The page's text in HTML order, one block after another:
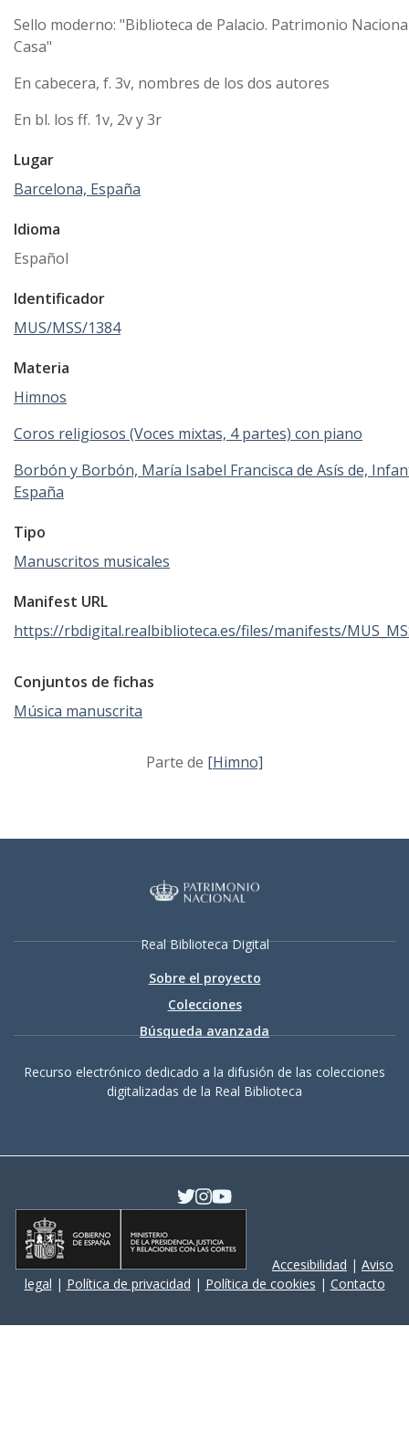
Sello moderno: "Biblioteca de Palacio. Patrimonio
Casa"
En cabecera, f. 3v, nombres de los dos autores
En bl. los ff. 1v, 2v y 3r
Lugar
Barcelona, España
Idioma
Español
Identificador
MUS/MSS/1384
Materia
Himnos
Coros religiosos (Voces mixtas, 4 partes) con piano
Borbón y Borbón, María Isabel Francisca de Asís de,
España
Tipo
Manuscritos musicales
Manifest URL
https://rbdigital.realbiblioteca.es/files/manifests/
Conjuntos de fichas
Música manuscrita
Parte de [Himno]
Real Biblioteca Digital
Sobre el proyecto
Colecciones
Búsqueda avanzada
Recurso electrónico dedicado a la difusión de las colecciones
digitalizadas de la Real Biblioteca
Accesibilidad | Aviso
legal | Política de privacidad | Política de cookies | Contacto